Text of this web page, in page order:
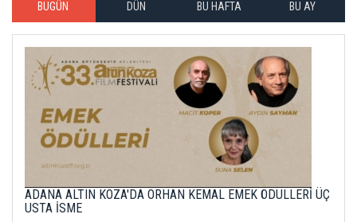
BUGÜN DÜN BU HAFTA BU AY
ADANA ALTIN KOZA'DA ORHAN KEMAL EMEK ÖDÜLLERİ ÜÇ
USTA İSME